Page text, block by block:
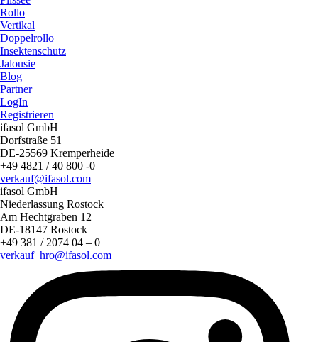
Rollo
Vertikal
Doppelrollo
Insektenschutz
Jalousie
Blog
Partner
LogIn
Registrieren
ifasol GmbH
Dorfstraße 51
DE-25569 Kremperheide
+49 4821 / 40 800 -0
verkauf@ifasol.com
ifasol GmbH
Niederlassung Rostock
Am Hechtgraben 12
DE-18147 Rostock
+49 381 / 2074 04 – 0
verkauf_hro@ifasol.com